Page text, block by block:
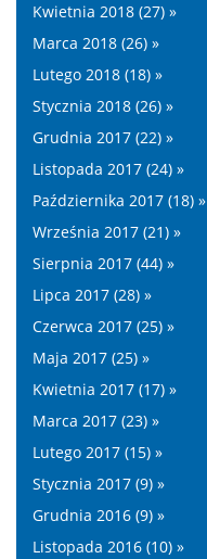
Kwietnia 2018 (27) »
Marca 2018 (26) »
Lutego 2018 (18) »
Stycznia 2018 (26) »
Grudnia 2017 (22) »
Listopada 2017 (24) »
Października 2017 (18) »
Września 2017 (21) »
Sierpnia 2017 (44) »
Lipca 2017 (28) »
Czerwca 2017 (25) »
Maja 2017 (25) »
Kwietnia 2017 (17) »
Marca 2017 (23) »
Lutego 2017 (15) »
Stycznia 2017 (9) »
Grudnia 2016 (9) »
Listopada 2016 (10) »